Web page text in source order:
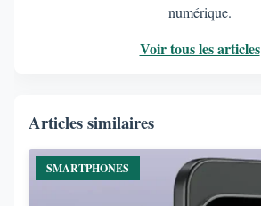
numérique.
Voir tous les articles
Articles similaires
SMARTPHONES